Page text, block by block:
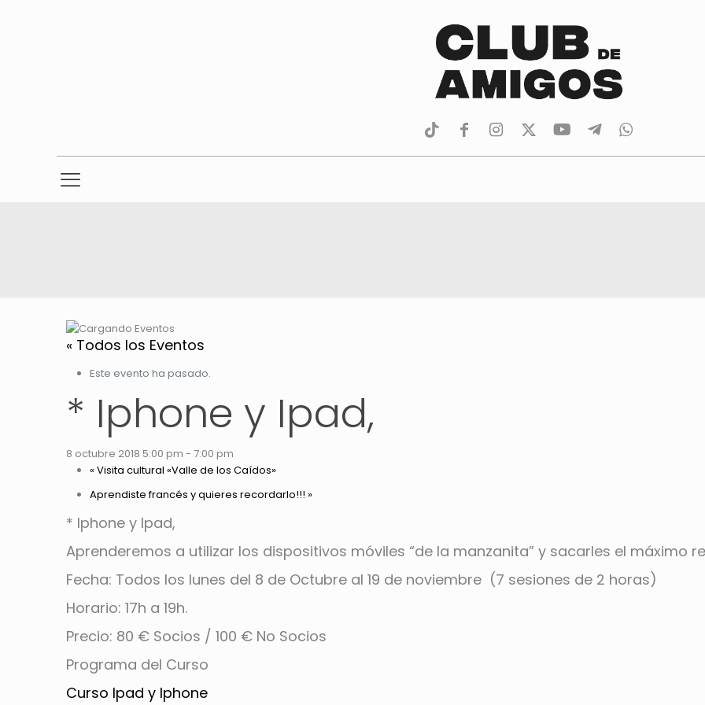
tiktokfacebookinstagram
TwitterYoutubeTelegramwhatsapp
« Todos los Eventos
Este evento ha pasado.
* Iphone y Ipad,
8 octubre 2018 5:00 pm - 7:00 pm
« Visita cultural «Valle de los Caídos»
Aprendiste francés y quieres recordarlo!!! »
* Iphone y Ipad,
Aprenderemos a utilizar los dispositivos móviles “de la manzanita” y sacarles el máximo
Fecha: Todos los lunes del 8 de Octubre al 19 de noviembre (7 sesiones de 2 horas)
Horario: 17h a 19h.
Precio: 80 € Socios / 100 € No Socios
Programa del Curso
Curso Ipad y Iphone